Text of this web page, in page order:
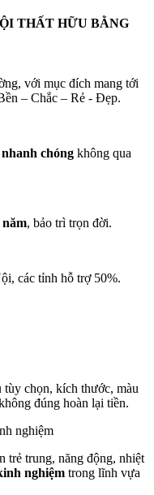
THẤT HỮU BẰNG
với mục đích mang tới
– Chắc – Rẻ - Đẹp.
chóng không qua
năm, bảo trì trọn đời.
các tỉnh hỗ trợ 50%.
tùy chọn, kích thước, màu
đúng hoàn lại tiền.
trẻ trung, năng động, nhiệt
nghiệm trong lĩnh vựa